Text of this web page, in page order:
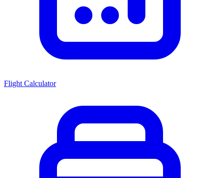
Flight Calculator